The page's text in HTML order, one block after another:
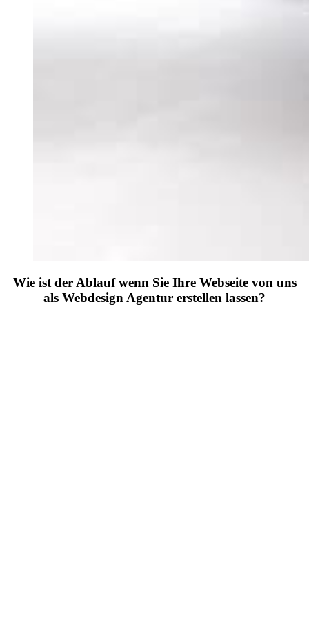
Wie ist der Ablauf wenn Sie Ihre Webseite von uns
als Webdesign Agentur erstellen lassen?